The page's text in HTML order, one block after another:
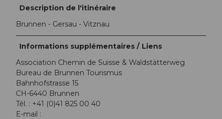
Description de l'itinéraire
Brunnen - Gersau - Vitznau
Informations supplémentaires / Liens
Association Chemin de Suisse & Waldstätterweg
Bureau de Brunnen Tourismus
Bahnhofstrasse 15
CH-6440 Brunnen
Tél. : +41 (0)41 825 00 40
E-mail :